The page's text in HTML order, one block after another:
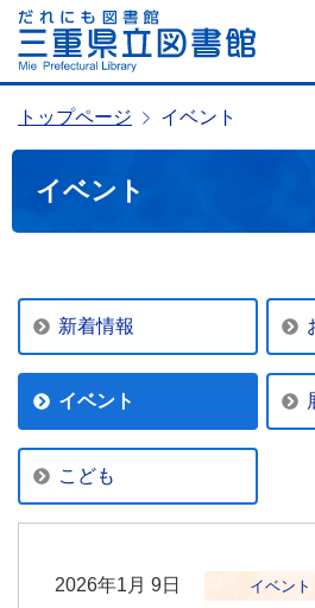
トップページ イベント
イベント
新着情報
イベント
こども
2026年1月 9日 イベント